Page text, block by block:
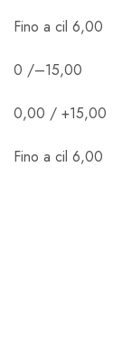
Fino a cil 6,00
0 /–15,00
0,00 / +15,00
Fino a cil 6,00